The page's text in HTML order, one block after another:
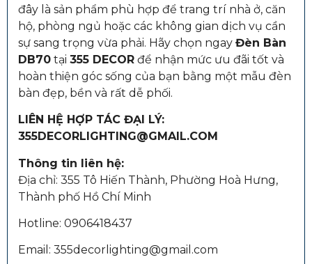
đây là sản phẩm phù hợp để trang trí nhà ở, căn
hộ, phòng ngủ hoặc các không gian dịch vụ cần
sự sang trọng vừa phải. Hãy chọn ngay Đèn Bàn
DB70 tại 355 DECOR để nhận mức ưu đãi tốt và
hoàn thiện góc sống của bạn bằng một mẫu đèn
bàn đẹp, bền và rất dễ phối.
LIÊN HỆ HỢP TÁC ĐẠI LÝ:
355DECORLIGHTING@GMAIL.COM
Thông tin liên hệ:
Địa chỉ: 355 Tô Hiến Thành, Phường Hoà Hưng,
Thành phố Hồ Chí Minh
Hotline: 0906418437
Email: 355decorlighting@gmail.com